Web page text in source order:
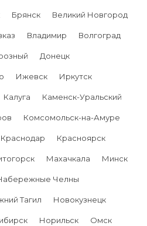
Брянск Великий Новгород
Владимир Волгоград
Донецк
Ижевск Иркутск
Калуга Каменск-Уральский
Комсомольск-на-Амуре
Краснодар Красноярск
Махачкала Минск
Челны
Тагил Новокузнецк
Норильск Омск